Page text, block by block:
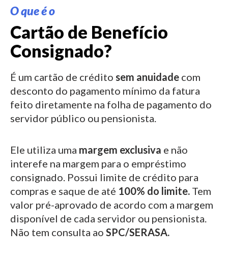
O que é o
Cartão de Benefício
Consignado?
É um cartão de crédito sem anuidade com
desconto do pagamento mínimo da fatura
feito diretamente na folha de pagamento do
servidor público ou pensionista.
Ele utiliza uma margem exclusiva e não
interefe na margem para o empréstimo
consignado. Possui limite de crédito para
compras e saque de até 100% do limite. Tem
valor pré-aprovado de acordo com a margem
disponível de cada servidor ou pensionista.
Não tem consulta ao SPC/SERASA.